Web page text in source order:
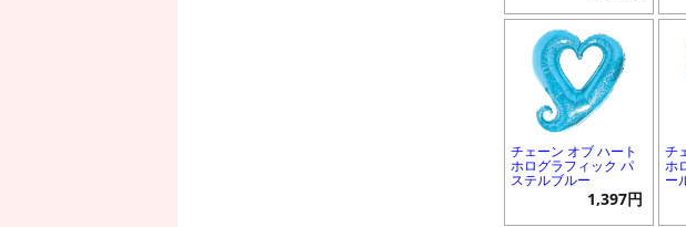
チェーン オブ ハート
ホログラフィック パ
ステルブルー
1,397円
チ
ホ
ー